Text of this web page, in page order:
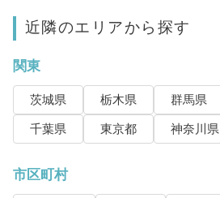
近隣のエリアから探す
関東
茨城県 栃木県 群馬県
千葉県
東京都 神奈川県
市区町村